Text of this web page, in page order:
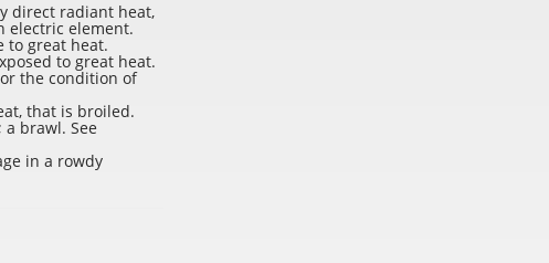
direct radiant heat,
electric element.
to great heat.
to great heat.
the condition of
that is broiled.
brawl. See
in a rowdy